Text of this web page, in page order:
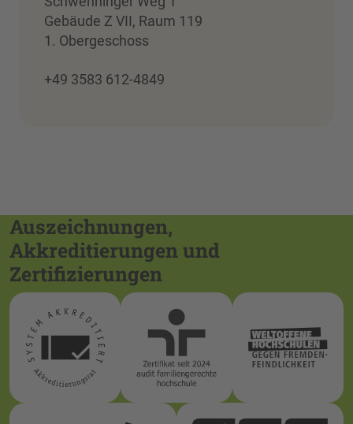
Gebäude Z VII, Raum 119
1. Obergeschoss
+49 3583 612-4849
Auszeichnungen,
Akkreditierungen und
Zertifizierungen